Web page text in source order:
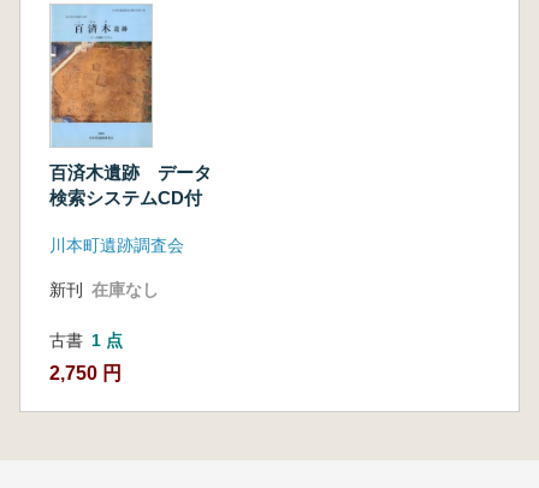
百済木遺跡 データ
検索システムCD付
川本町遺跡調査会
新刊 在庫なし
古書 1 点
2,750 円